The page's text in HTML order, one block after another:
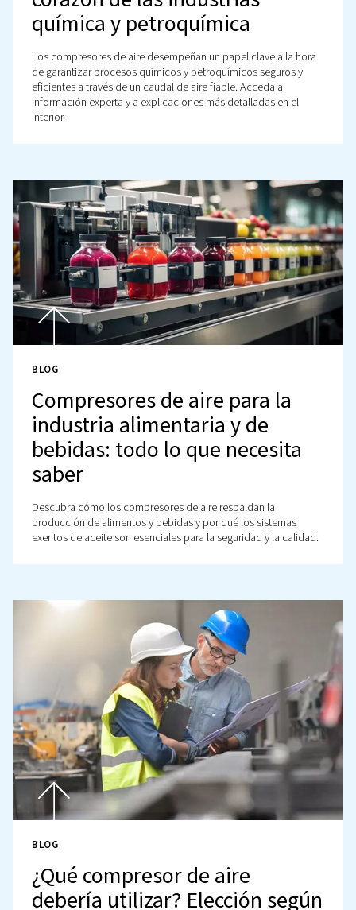
BLOG
Compresores de aire: el
corazón de las industrias
química y petroquímica
Los compresores de aire desempeñan un papel clave
de garantizar procesos químicos y petroquímicos
eficientes a través de un caudal de aire fiable. Acceda a
información experta y a explicaciones más detalladas
interior.
BLOG
Compresores de aire para
industria alimentaria y de
bebidas: todo lo que
saber